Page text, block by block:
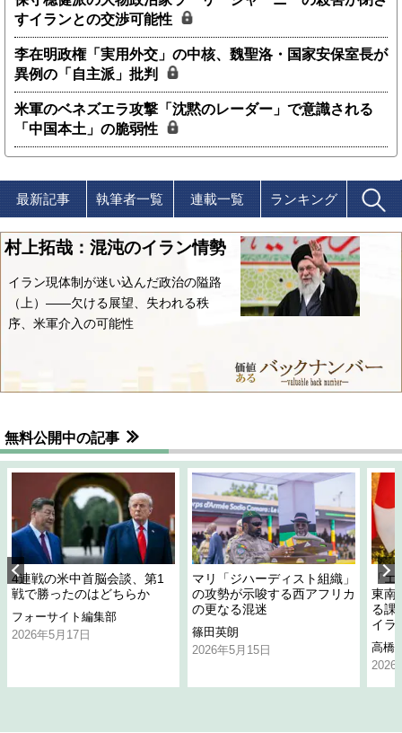
すイランとの交渉可能性
李在明政権「実用外交」の中核、魏聖洛・国家安保室長が
異例の「自主派」批判
米軍のベネズエラ攻撃「沈黙のレーダー」で意識される
「中国本土」の脆弱性
最新記事 執筆者一覧 連載一覧 ランキング
村上拓哉：混沌のイラン情勢
イラン現体制が迷い込んだ政治の隘路
（上）――欠ける展望、失われる秩
序、米軍介入の可能性
無料公開中の記事
4連戦の米中首脳会談、第1
戦で勝ったのはどちらか
フォーサイト編集部
2026年5月17日
マリ「ジハーディスト組織」
の攻勢が示唆する西アフリカ
の更なる混迷
篠田英朗
2026年5月15日
「
東南
る課
イラ
高橋
2026